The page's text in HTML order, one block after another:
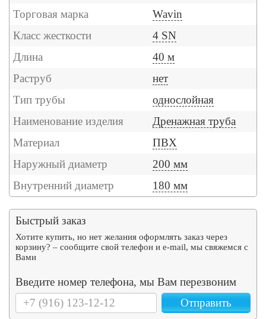
Торговая марка
Wavin
Класс жесткости
4 SN
Длина
40 м
Раструб
нет
Тип трубы
однослойная
Наименование изделия
Дренажная труба
Материал
ПВХ
Наружный диаметр
200 мм
Внутренний диаметр
180 мм
Быстрый заказ
Хотите купить, но нет желания оформлять заказ через
корзину? – сообщите свой телефон и e-mail, мы свяжемся с
Вами
Введите номер телефона, мы Вам перезвоним
Отправить